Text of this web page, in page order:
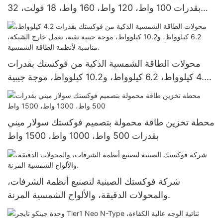
بقدرات 100 واط، 120 واط، 160 واط، 18 فولت، 32
خلية، للأنظمة المنزلية
محولات الطاقة الشمسية الذكية من فوكستك بقدرات
4.2 كيلوواط، 6.2 كيلوواط، و10.2 كيلوواط، موجة جيبية
نقية، تعمل خارج الشبكة، مناسبة لأنظمة الطاقة
محطة تخزين طاقة محمولة بتصميم فوكستك سولار ميني
بقدرات 500 واط، 1000 واط، 1500 واط
شركة فوكستك الصينية لتصنيع أنظمة الشرفات،
والمحولات الدقيقة، والألواح الشمسية المرنة.